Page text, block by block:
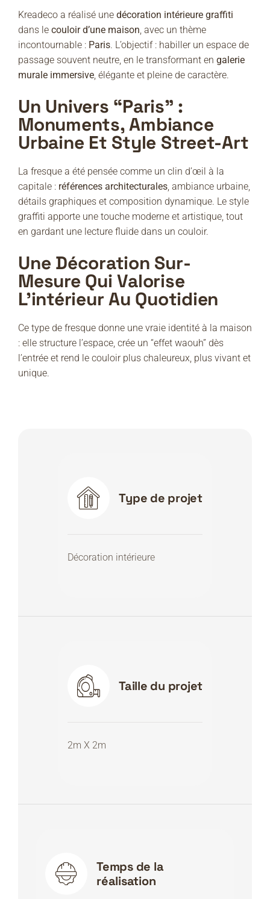
Kreadeco a réalisé une décoration intérieure graffiti
dans le couloir d’une maison, avec un thème
incontournable : Paris. L’objectif : habiller un espace de
passage souvent neutre, en le transformant en galerie
murale immersive, élégante et pleine de caractère.
Un Univers “Paris” :
Monuments, Ambiance
Urbaine Et Style Street-Art
La fresque a été pensée comme un clin d’œil à la
capitale : références architecturales, ambiance urbaine,
détails graphiques et composition dynamique. Le style
graffiti apporte une touche moderne et artistique, tout
en gardant une lecture fluide dans un couloir.
Une Décoration Sur-
Mesure Qui Valorise
L’intérieur Au Quotidien
Ce type de fresque donne une vraie identité à la maison
: elle structure l’espace, crée un “effet waouh” dès
l’entrée et rend le couloir plus chaleureux, plus vivant et
unique.
Type de projet
Décoration intérieure
Taille du projet
2m X 2m
Temps de la
réalisation